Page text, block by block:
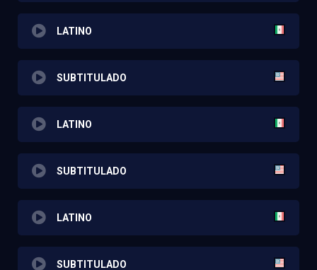
LATINO
SUBTITULADO
LATINO
SUBTITULADO
LATINO
SUBTITULADO